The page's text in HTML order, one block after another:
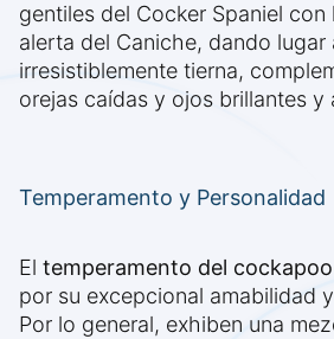
gentiles del Cocker Spaniel con
alerta del Caniche, dando lugar
irresistiblemente tierna,
orejas caídas y ojos brillantes y
Temperamento y Personalidad
El temperamento del cockapoo
por su excepcional amabilidad
Por lo general, exhiben una